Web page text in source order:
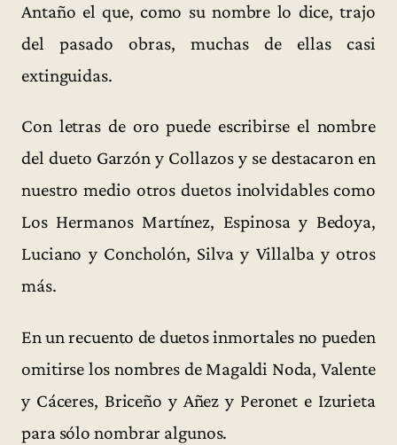
Antaño el que, como su nombre lo dice, trajo
del pasado obras, muchas de ellas casi
extinguidas.
Con letras de oro puede escribirse el nombre
del dueto Garzón y Collazos y se destacaron en
nuestro medio otros duetos inolvidables como
Los Hermanos Martínez, Espinosa y Bedoya,
Luciano y Concholón, Silva y Villalba y otros
más.
En un recuento de duetos inmortales no pueden
omitirse los nombres de Magaldi Noda, Valente
y Cáceres, Briceño y Añez y Peronet e Izurieta
para sólo nombrar algunos.